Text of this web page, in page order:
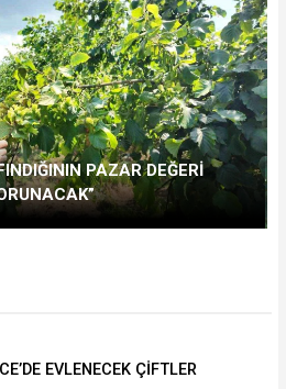
PAZAR DEĞERİ
EVLENECEK ÇİFTLER